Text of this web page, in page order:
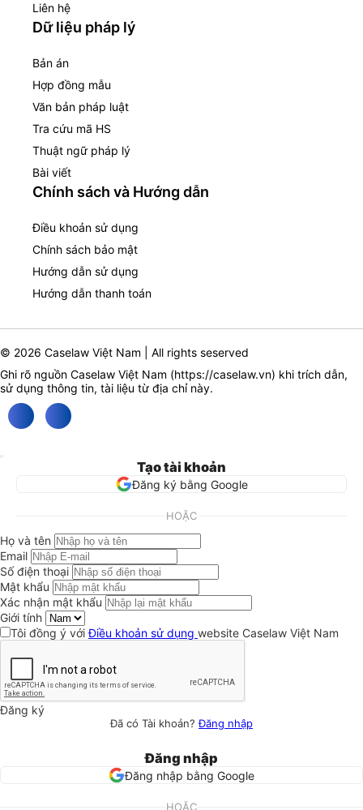
Liên hệ
Dữ liệu pháp lý
Bản án
Hợp đồng mẫu
Văn bản pháp luật
Tra cứu mã HS
Thuật ngữ pháp lý
Bài viết
Chính sách và Hướng dẫn
Điều khoản sử dụng
Chính sách bảo mật
Hướng dẫn sử dụng
Hướng dẫn thanh toán
© 2026 Caselaw Việt Nam | All rights seserved
Ghi rõ nguồn Caselaw Việt Nam (https://caselaw.vn) khi trích dẫn,
sử dụng thông tin, tài liệu từ địa chỉ này.
Tạo tài khoản
Đăng ký bằng Google
HOẶC
Họ và tên
Email
Số điện thoại
Mật khẩu
Xác nhận mật khẩu
Giới tính
Tôi đồng ý vớiĐiều khoản sử dụng website Caselaw Việt Nam
Đăng ký
Đã có Tài khoản?Đăng nhập
Đăng nhập
Đăng nhập bằng Google
HOẶC